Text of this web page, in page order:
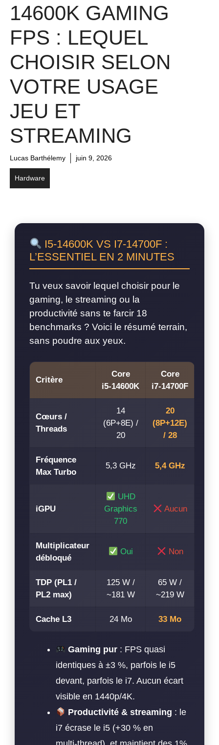
14600K GAMING
FPS : LEQUEL
CHOISIR SELON
VOTRE USAGE
JEU ET
STREAMING
Lucas Barthélemy juin 9, 2026
Hardware
I5‑14600K VS I7‑14700F :
L’ESSENTIEL EN 2 MINUTES
Tu veux savoir lequel choisir pour le
gaming, le streaming ou la
productivité sans te farcir 18
benchmarks ? Voici le résumé terrain,
sans poudre aux yeux.
Critère
Core
i5‑14600K
Core
i7‑14700F
Cœurs /
Threads
14
(6P+8E) /
20
20
(8P+12E)
/ 28
Fréquence
Max Turbo
5,3 GHz 5,4 GHz
iGPU
UHD
Graphics
770
Aucun
Multiplicateur
débloqué
Oui Non
TDP (PL1 /
PL2 max)
125 W /
~181 W
65 W /
~219 W
Cache L3 24 Mo 33 Mo
Gaming pur: FPS quasi
identiques à ±3 %, parfois le i5
devant, parfois le i7. Aucun écart
visible en 1440p/4K.
Productivité & streaming : le
i7 écrase le i5 (+30 % en